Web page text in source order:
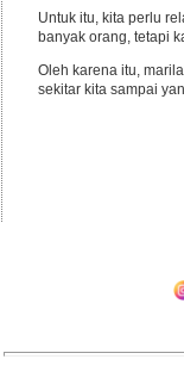
Untuk itu, kita perlu
banyak orang, tetapi
Oleh karena itu,
sekitar kita sampai